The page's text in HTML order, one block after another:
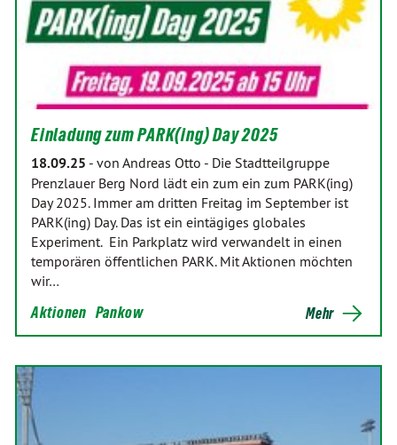
Einladung zum PARK(ing) Day 2025
18.09.25 - von Andreas Otto - Die Stadtteilgruppe
Prenzlauer Berg Nord lädt ein zum ein zum PARK(ing)
Day 2025. Immer am dritten Freitag im September ist
PARK(ing) Day. Das ist ein eintägiges globales
Experiment. Ein Parkplatz wird verwandelt in einen
temporären öffentlichen PARK. Mit Aktionen möchten
wir…
Aktionen Pankow Mehr